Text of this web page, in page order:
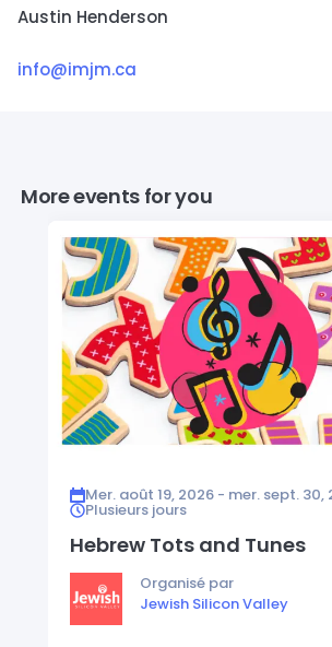
Austin Henderson
info@imjm.ca
More events for you
Mer. août 19, 2026 - mer. sept. 30,
Plusieurs jours
Hebrew Tots and Tunes
Organisé par
Jewish Silicon Valley